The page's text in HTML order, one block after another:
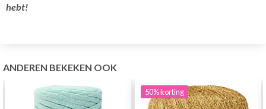
hebt!
ANDEREN BEKEKEN OOK
50%korting